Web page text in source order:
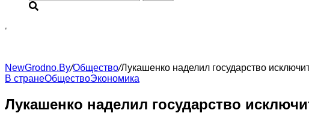
NewGrodno.By/Общество/Лукашенко наделил государство
В странеОбществоЭкономика
Лукашенко наделил государство